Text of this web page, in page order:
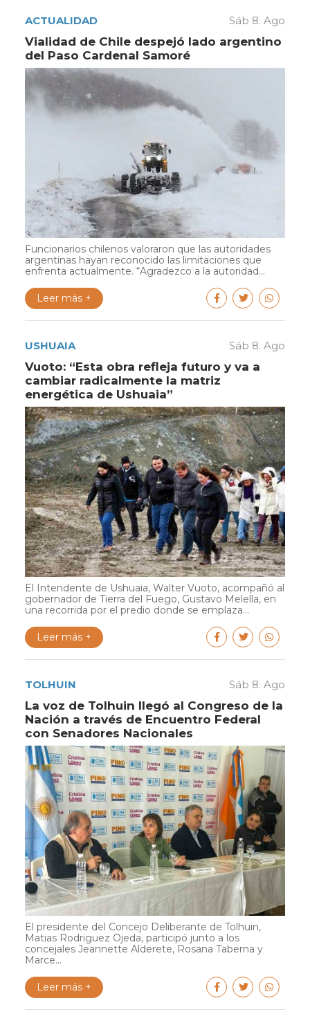
ACTUALIDAD Sáb 8. Ago
Vialidad de Chile despejó lado argentino
del Paso Cardenal Samoré
Funcionarios chilenos valoraron que las autoridades
argentinas hayan reconocido las limitaciones que
enfrenta actualmente. “Agradezco a la autoridad...
Leer más +
USHUAIA Sáb 8. Ago
Vuoto: “Esta obra refleja futuro y va a
cambiar radicalmente la matriz
energética de Ushuaia”
El Intendente de Ushuaia, Walter Vuoto, acompañó al
gobernador de Tierra del Fuego, Gustavo Melella, en
una recorrida por el predio donde se emplaza...
Leer más +
TOLHUIN Sáb 8. Ago
La voz de Tolhuin llegó al Congreso de la
Nación a través de Encuentro Federal
con Senadores Nacionales
El presidente del Concejo Deliberante de Tolhuin,
Matias Rodriguez Ojeda, participó junto a los
concejales Jeannette Alderete, Rosana Taberna y
Marce...
Leer más +